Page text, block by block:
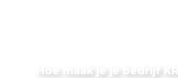
Hoe maak je je bedrijf